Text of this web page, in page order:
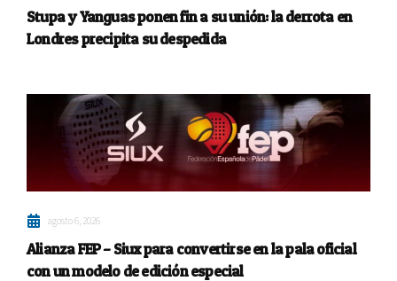
Stupa y Yanguas ponen fin a su unión: la derrota en
Londres precipita su despedida
agosto 6, 2026
Alianza FEP – Siux para convertirse en la pala oficial
con un modelo de edición especial